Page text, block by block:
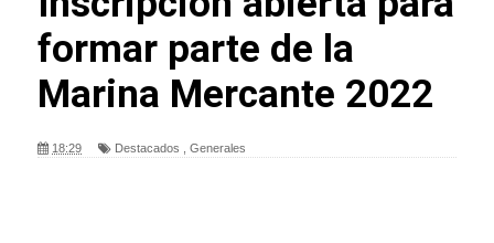
formar parte de la
Marina Mercante 2022
18:29 Destacados Generales